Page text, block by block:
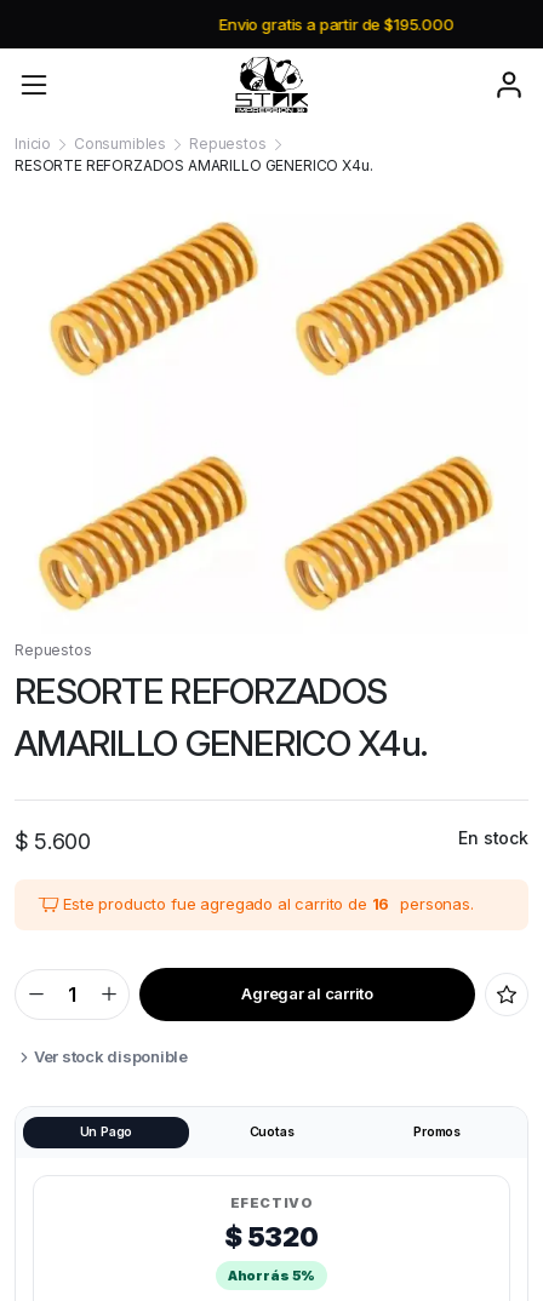
Envio gratis a partir de $195.000
Inicio Consumibles
Repuestos
RESORTE REFORZADOS AMARILLO GENERICO X4u.
Repuestos
RESORTE REFORZADOS
AMARILLO GENERICO X4u.
$ 5.600 En stock
Este producto fue agregado al carrito de 16 personas.
RESORTE
REFORZADOS
GENERICO
X4u.
Agregar al carrito
Ver stock disponible
Un Pago Cuotas Promos
EFECTIVO
$ 5320
Ahorrás 5%